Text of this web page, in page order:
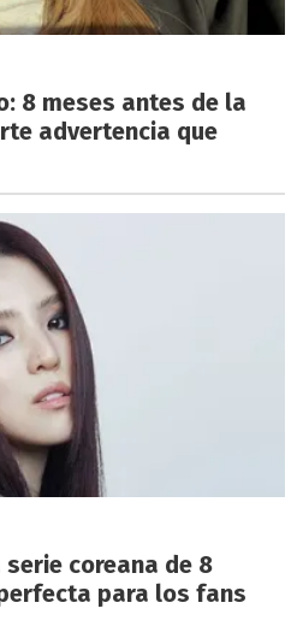
8 meses antes de la
advertencia que
coreana de 8
para los fans